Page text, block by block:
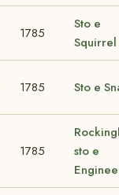
1785
Sto e
Squirrel
1785 Sto e
1785
sto e